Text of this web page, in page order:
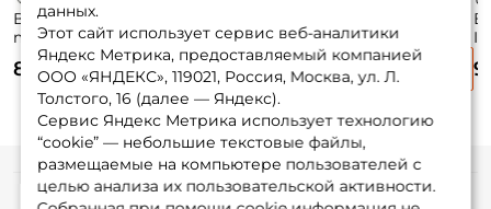
Воблер Yo-zuri L-
minnow 44 4,4см.
5гр. MDM sinking
850 ₽
Inquisitor 80sp 8см.
8,3гр. A203-264 до
1,2м. suspending
825 ₽
Inquisitor 110sp
11см. 16,2гр. A142-
264 до 1,5м.
915 ₽
данных.
Этот сайт использует сервис веб-аналитики
Яндекс Метрика, предоставляемый компанией
ООО «ЯНДЕКС», 119021, Россия, Москва, ул. Л.
Толстого, 16 (далее — Яндекс).
Сервис Яндекс Метрика использует технологию
“cookie” — небольшие текстовые файлы,
размещаемые на компьютере пользователей с
целью анализа их пользовательской активности.
Информация